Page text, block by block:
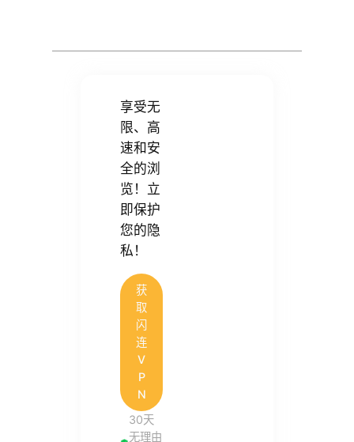
享受无
限、高
速和安
全的浏
览！立
即保护
您的隐
私！
获
取
闪
连
V
P
N
30天
无理由